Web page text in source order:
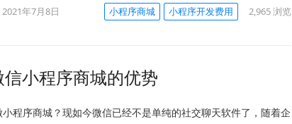
2021年7月8日 小程序商城 小程序开发费用 2,965浏览
小程序商城的优势
程序商城？现如今微信已经不是单纯的社交聊天软件了，随着企